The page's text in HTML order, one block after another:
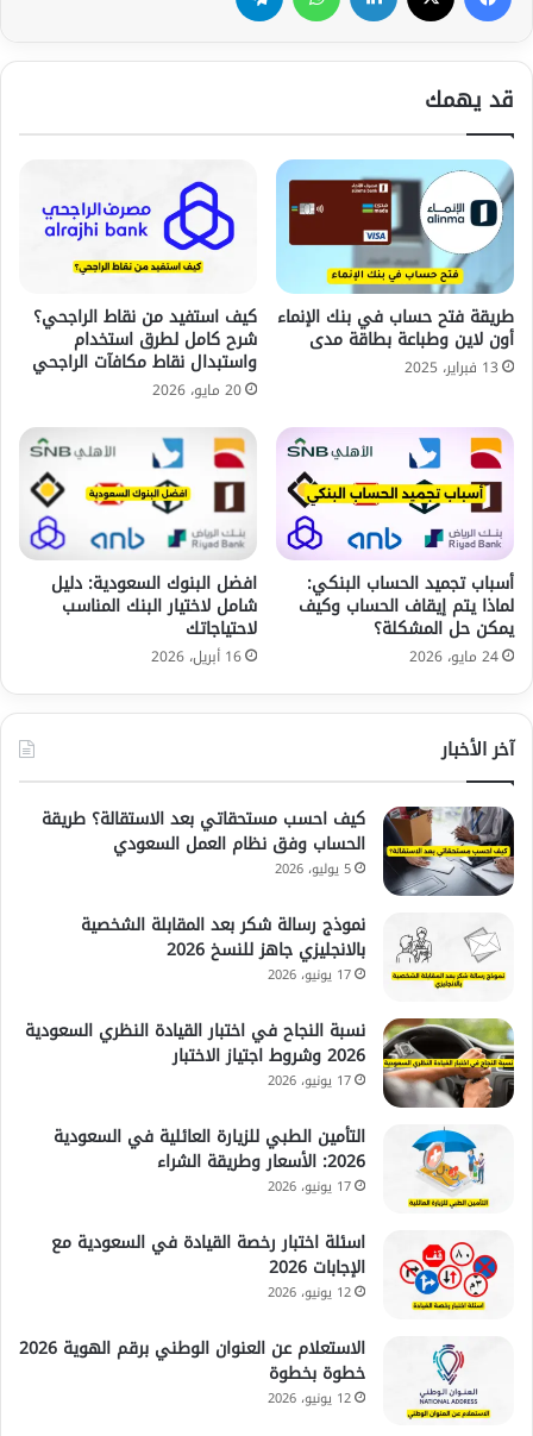
قد يهمك
طريقة فتح حساب في بنك الإنماء
أون لاين وطباعة بطاقة مدى
13 فبراير، 2025
كيف استفيد من نقاط الراجحي؟
شرح كامل لطرق استخدام
واستبدال نقاط مكافآت الراجحي
20 مايو، 2026
أسباب تجميد الحساب البنكي:
لماذا يتم إيقاف الحساب وكيف
يمكن حل المشكلة؟
24 مايو، 2026
افضل البنوك السعودية: دليل
شامل لاختيار البنك المناسب
لاحتياجاتك
16 أبريل، 2026
آخر الأخبار
كيف احسب مستحقاتي بعد الاستقالة؟ طريقة
الحساب وفق نظام العمل السعودي
5 يوليو، 2026
نموذج رسالة شكر بعد المقابلة الشخصية
بالانجليزي جاهز للنسخ 2026
17 يونيو، 2026
نسبة النجاح في اختبار القيادة النظري السعودية
2026 وشروط اجتياز الاختبار
17 يونيو، 2026
التأمين الطبي للزيارة العائلية في السعودية
2026: الأسعار وطريقة الشراء
17 يونيو، 2026
اسئلة اختبار رخصة القيادة في السعودية مع
الإجابات 2026
12 يونيو، 2026
الاستعلام عن العنوان الوطني برقم الهوية 2026
خطوة بخطوة
12 يونيو، 2026